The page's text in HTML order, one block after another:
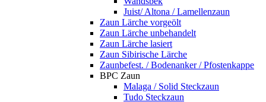
Juist/ Altona / Lamellenzaun
Zaun Lärche vorgeölt
Zaun Lärche unbehandelt
Zaun Lärche lasiert
Zaun Sibirische Lärche
Zaunbefest. / Bodenanker / Pfostenkappe
BPC Zaun
Malaga / Solid Steckzaun
Tudo Steckzaun